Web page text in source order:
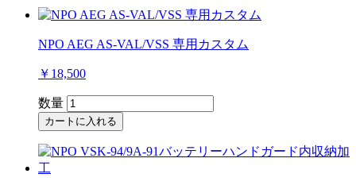
NPO AEG AS-VAL/VSS 専用カスタム
￥18,500
数量
カートに入れる